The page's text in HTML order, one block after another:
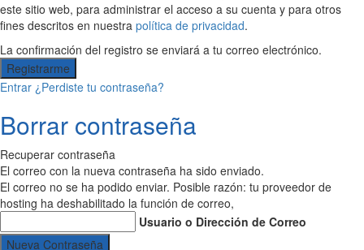
este sitio web, para administrar el acceso a su cuenta y para otros
fines descritos en nuestra política de privacidad.
La confirmación del registro se enviará a tu correo electrónico.
Entrar ¿Perdiste tu contraseña?
Borrar contraseña
Recuperar contraseña
El correo con la nueva contraseña ha sido enviado.
El correo no se ha podido enviar. Posible razón: tu proveedor de
hosting ha deshabilitado la función de correo,
Usuario o Dirección de Correo